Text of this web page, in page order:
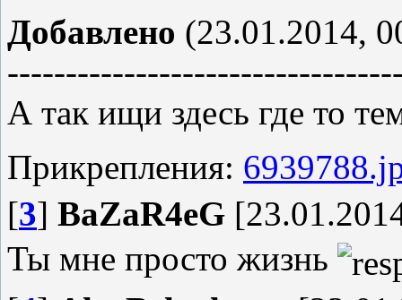
Добавлено (23.01.2014,
А так ищи здесь где то
Прикрепления:
[3] BaZaR4eG
Ты мне просто жизнь